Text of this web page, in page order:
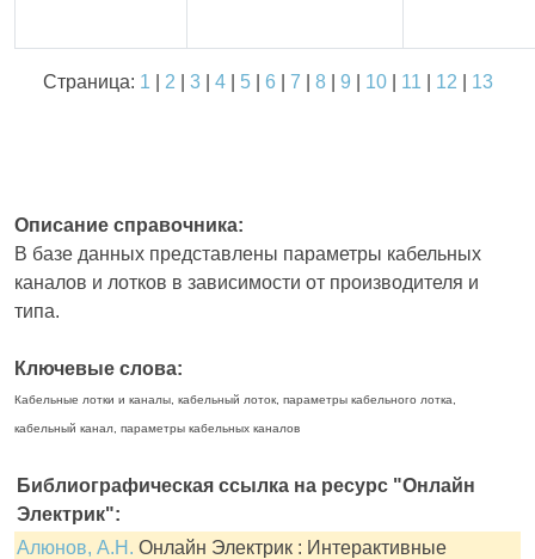
Страница: 1 2 3| 4| 5| 6 7 8| 9 10| 11 12 13
Описание справочника:
В базе данных представлены параметры кабельных
каналов и лотков в зависимости от производителя и
типа.
Ключевые слова:
Кабельные лотки и каналы, кабельный лоток, параметры кабельного лотка,
кабельный канал, параметры кабельных каналов
Библиографическая ссылка на ресурс "Онлайн
Электрик":
Алюнов, А.Н. Онлайн Электрик : Интерактивные